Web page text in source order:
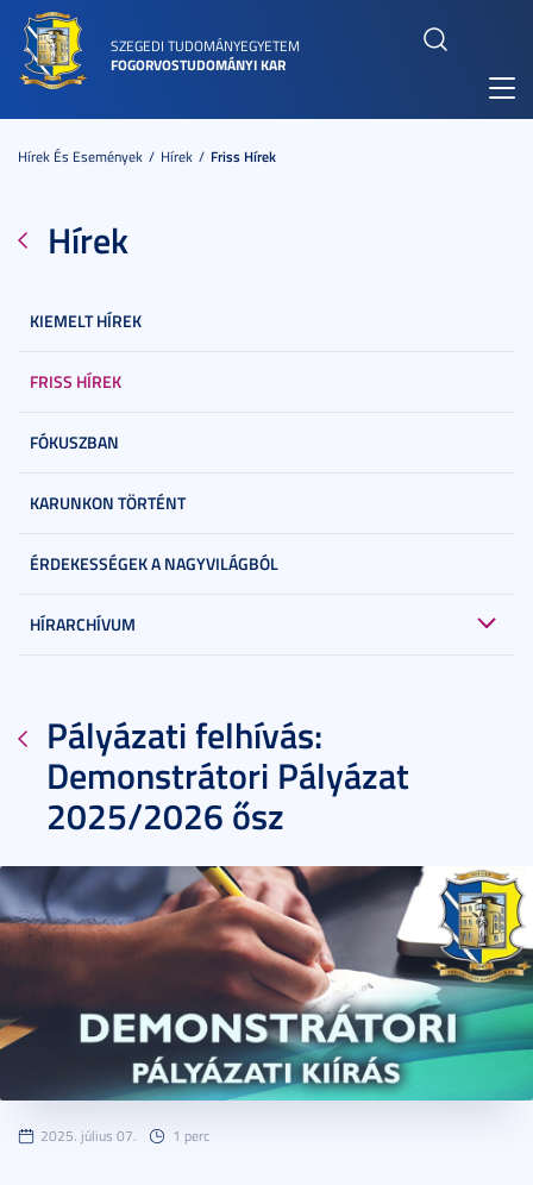
SZEGEDI TUDOMÁNYEGYETEM
FOGORVOSTUDOMÁNYI KAR
Hírek És Események Hírek Friss Hírek
Hírek
KIEMELT HÍREK
FRISS HÍREK
FÓKUSZBAN
KARUNKON TÖRTÉNT
ÉRDEKESSÉGEK A NAGYVILÁGBÓL
HÍRARCHÍVUM
Pályázati felhívás:
Demonstrátori Pályázat
2025/2026 ősz
2025. július 07. 1 perc